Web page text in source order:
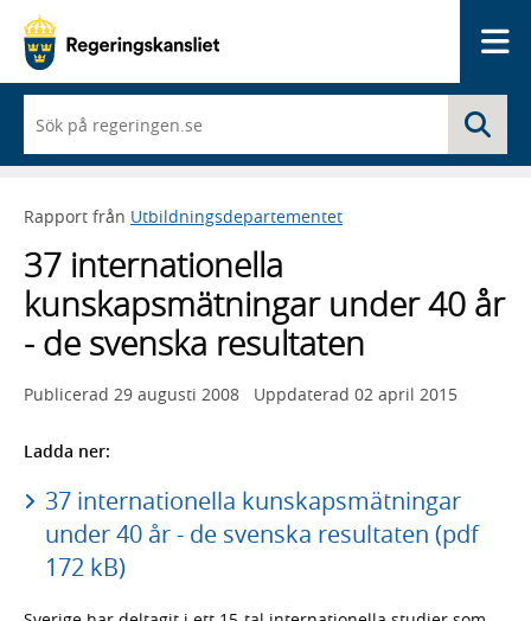
du
börjar
skriva
framträder
lista
med
sökförslag
Rapport från Utbildningsdepartementet
37 internationella
kunskapsmätningar under 40 år
- de svenska resultaten
Publicerad 29 augusti 2008 Uppdaterad 02 april 2015
Ladda ner:
37 internationella kunskapsmätningar
under 40 år - de svenska resultaten (pdf
172 kB)